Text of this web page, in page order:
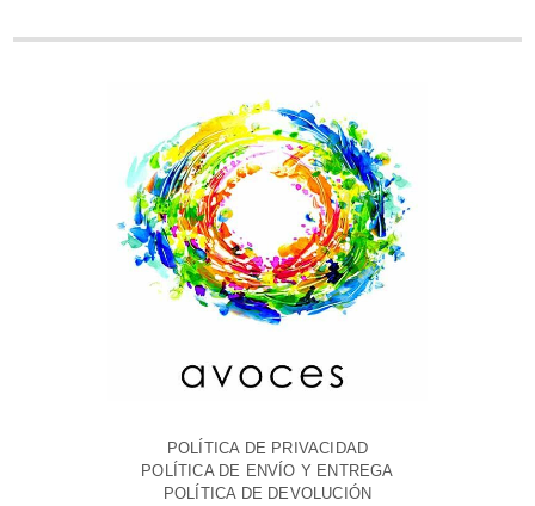
POLÍTICA DE PRIVACIDAD
POLÍTICA DE ENVÍO Y ENTREGA
POLÍTICA DE DEVOLUCIÓN